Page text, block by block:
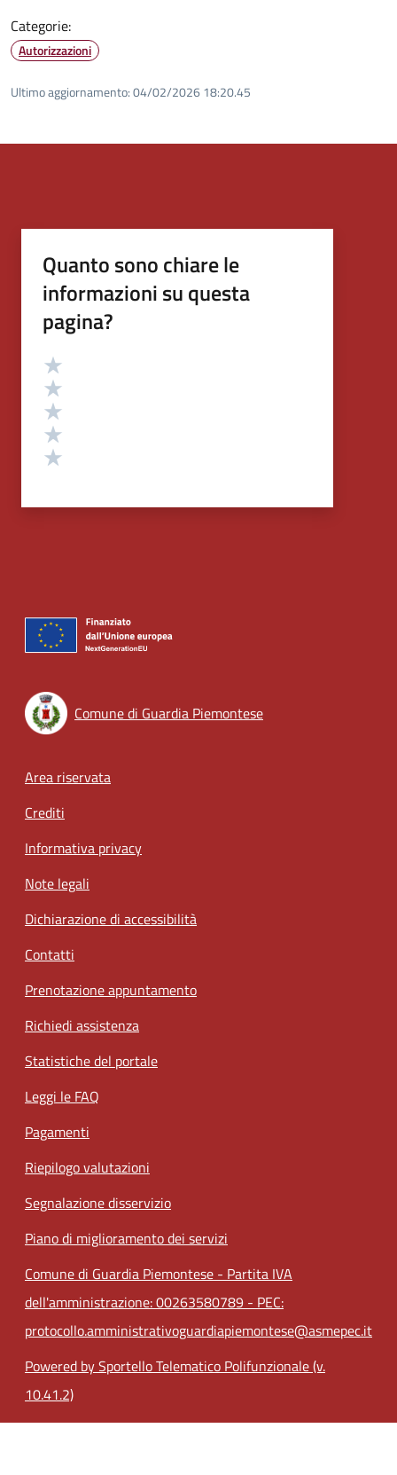
Categorie:
Autorizzazioni
Ultimo aggiornamento:04/02/2026 18:20.45
Quanto sono chiare le
informazioni su questa
pagina?
Valutazione
Comune di Guardia Piemontese
Footer menu
Area riservata
Crediti
Informativa privacy
Note legali
Dichiarazione di accessibilità
Contatti
Prenotazione appuntamento
Richiedi assistenza
Statistiche del portale
Leggi le FAQ
Pagamenti
Riepilogo valutazioni
Segnalazione disservizio
Piano di miglioramento dei servizi
Comune di Guardia Piemontese - Partita IVA
dell'amministrazione: 00263580789 - PEC:
protocollo.amministrativoguardiapiemontese@asmepec.it
Powered by Sportello Telematico Polifunzionale (v.
10.41.2)